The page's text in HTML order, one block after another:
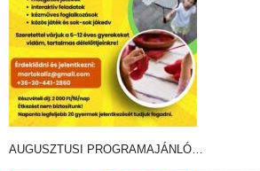
AUGUSZTUSI PROGRAMAJÁNLÓ…